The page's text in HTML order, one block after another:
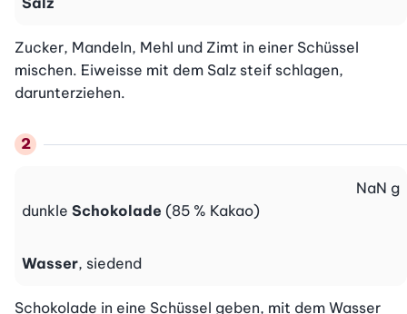
Zucker, Mandeln, Mehl und Zimt in einer Schüssel
mischen. Eiweisse mit dem Salz steif schlagen,
darunterziehen.
dunkle Schokolade (85 % Kakao)
NaN g
Wasser, siedend
Schokolade in eine Schüssel geben, mit dem Wasser